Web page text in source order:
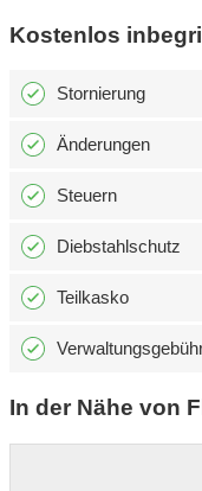
Kostenlos
Stornierung
Änderungen
Steuern
Diebstahlschutz
Teilkasko
In der Nähe von